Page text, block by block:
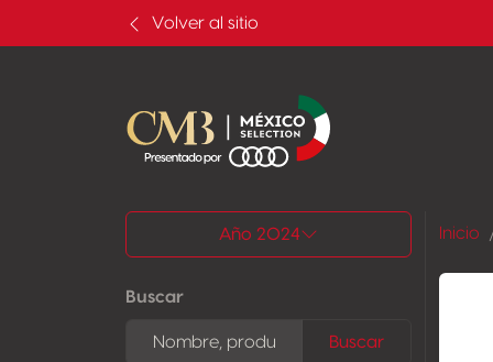
Volver al sitio
Todos los resultados
Año 2024
Buscar
Buscar
Inicio